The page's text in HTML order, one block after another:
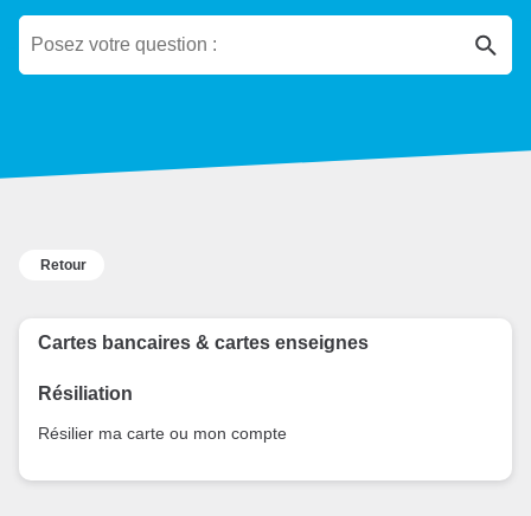
Retour
Cartes bancaires & cartes enseignes
Résiliation
Résilier ma carte ou mon compte